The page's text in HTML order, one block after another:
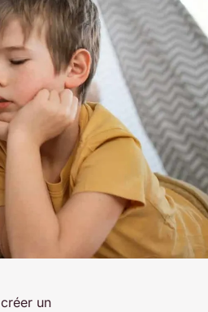
un